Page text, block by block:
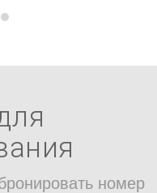
номер